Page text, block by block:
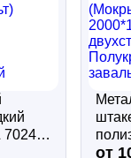
система
7024
от